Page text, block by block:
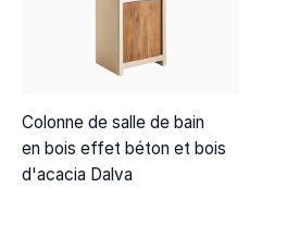
Colonne de salle de bain
en bois effet béton et bois
d'acacia Dalva